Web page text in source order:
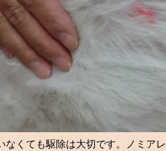
なくても駆除は大切です。ノミア